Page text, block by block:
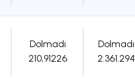
Dolmadı
210,91226
Dolmadı
2.361.294